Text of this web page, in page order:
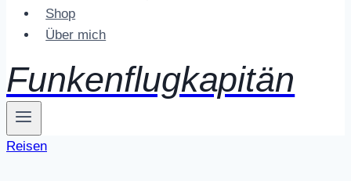
Shop
Über mich
Funkenflugkapitän
Reisen